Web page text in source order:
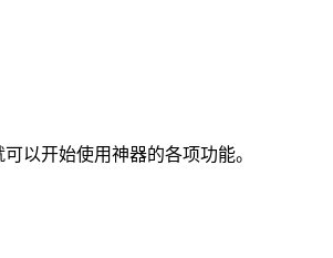
以开始使用神器的各项功能。